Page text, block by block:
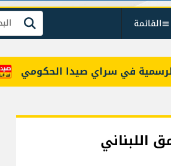
القائمة بحث
راتب في سراي صيدا الحكومي
اللبناني